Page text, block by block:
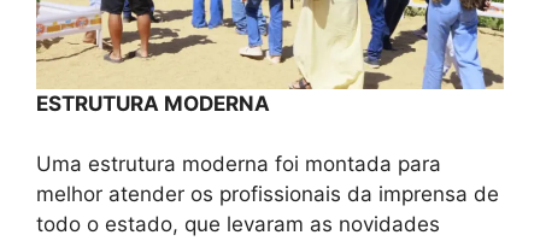
ESTRUTURA MODERNA
Uma estrutura moderna foi montada para
melhor atender os profissionais da imprensa de
todo o estado, que levaram as novidades